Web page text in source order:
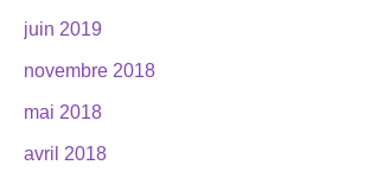
juin 2019
novembre 2018
mai 2018
avril 2018